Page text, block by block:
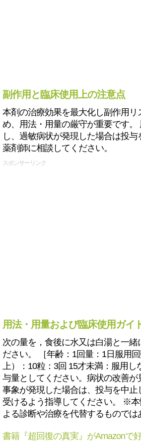
副作用と臨床使用上の注意点
本剤の治療効果を最大化し副作用リ
め、用法・用量の厳守が重要です。
し、過敏病状が発現した場合は投
薬剤師に相談してください。
スポンサーリンク
用法・用量および臨床使用ガイ
次の量を，食後に水又は白湯と一緒
ださい。 ［年齢：1回量：1日服用
上）：10粒：3回 15才未満：服用し
与量としてください。病状の改善
事象が発現した場合は、投与を中止
受けるよう指導してください。 ※
よる診断や治療を代替するものでは
書籍『超回復の真実』がAmazonで